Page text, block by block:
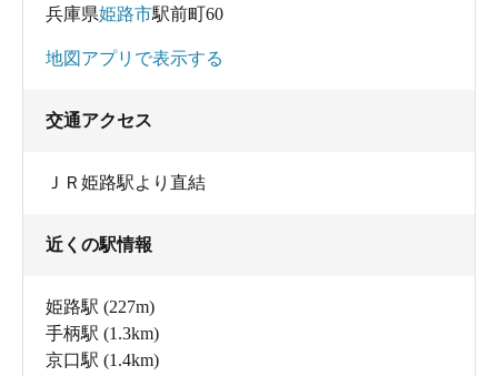
兵庫県姫路市駅前町60
地図アプリで表示する
交通アクセス
ＪＲ姫路駅より直結
近くの駅情報
姫路駅 (227m)
手柄駅 (1.3km)
京口駅 (1.4km)